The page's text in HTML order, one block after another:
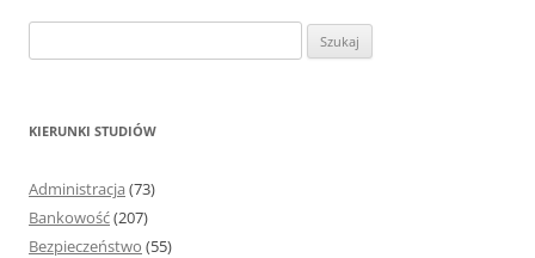
z
KIERUNKI STUDIÓW
Administracja (73)
Bankowość(207)
Bezpieczeństwo (55)